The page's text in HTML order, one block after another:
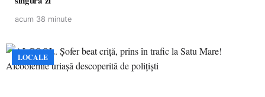
acum 38 minute
LOCALE